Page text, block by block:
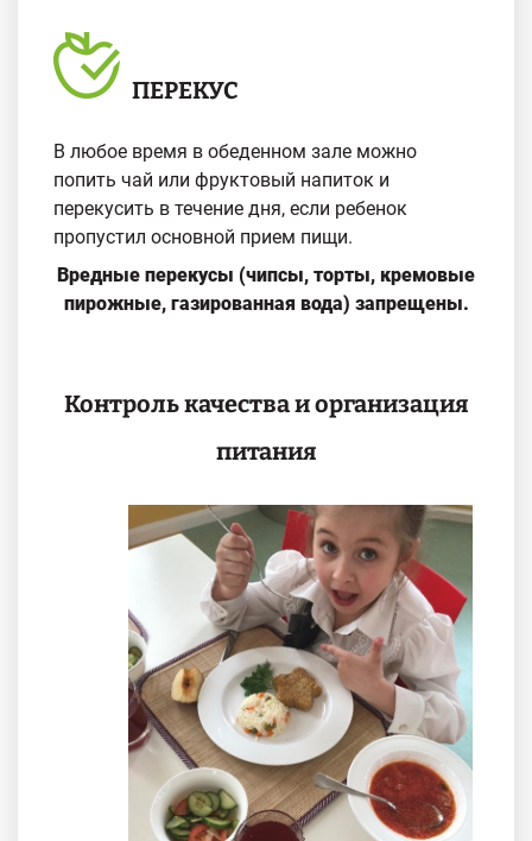
ПЕРЕКУС
В любое время в обеденном зале можно
попить чай или фруктовый напиток и
перекусить в течение дня, если ребенок
пропустил основной прием пищи.
Вредные перекусы (чипсы, торты, кремовые
пирожные, газированная вода) запрещены.
Контроль качества и организация
питания